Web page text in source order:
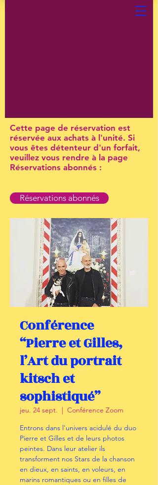
Cette page de réservation est
réservée aux achats à l'unité. Si
vous êtes détenteur d'un forfait,
veuillez vous rendre à la page
Réservations abonnés :
Réservations abonnés
Conférence
“Pierre et Gilles,
l’Art du portrait
kitsch et
sophistiqué”
jeu. 24 sept.
  |
Conférence Zoom
Entrons dans l'univers acidulé du duo
Pierre et Gilles et de leurs photos
peintes. Dans leur atelier ils
transforment nos Stars de la chanson
en dieux, en saints, en voleurs, en
marins romantiques ou en filles de